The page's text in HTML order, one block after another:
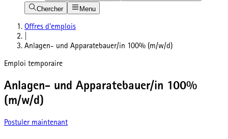
Chercher
Menu
Offres d'emplois
Anlagen- und Apparatebauer/in 100% (m/w/d)
Emploi temporaire
Anlagen- und Apparatebauer/in 100%
(m/w/d)
Postuler maintenant